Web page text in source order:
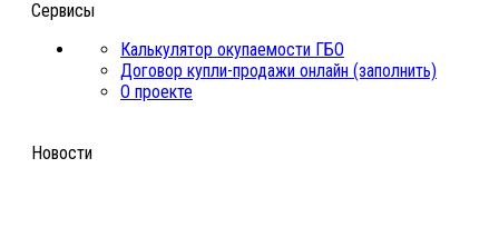
Сервисы
Калькулятор окупаемости ГБО
Договор купли-продажи онлайн (заполнить)
О проекте
Новости